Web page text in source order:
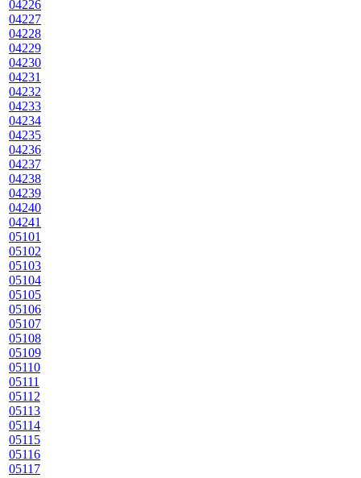
04226
04227
04228
04229
04230
04231
04232
04233
04234
04235
04236
04237
04238
04239
04240
04241
05101
05102
05103
05104
05105
05106
05107
05108
05109
05110
05111
05112
05113
05114
05115
05116
05117